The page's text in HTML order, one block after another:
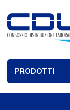
PRODOTTI